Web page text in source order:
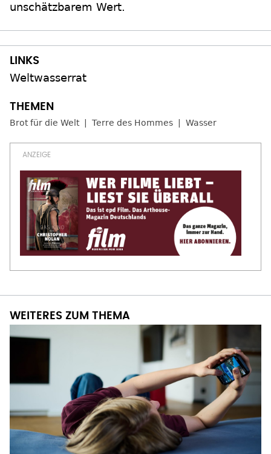
unschätzbarem Wert.
Weltwasserrat
Brot für die Welt Terre des Hommes Wasser